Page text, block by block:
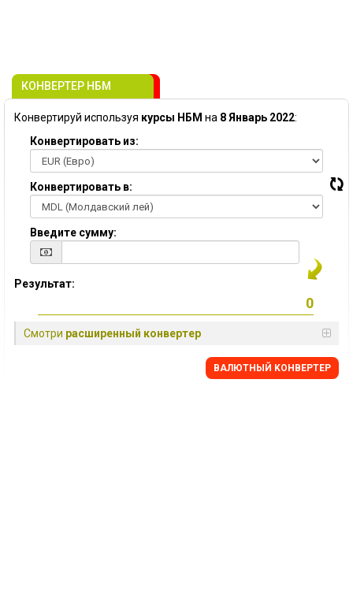
КОНВЕРТЕР НБМ
Конвертируй используя курсы НБМ на 8 Январь 2022:
Конвертировать из:
Конвертировать в:
Введите сумму:
Результат:
Смотри расширенный конвертер
BАЛЮТНЫЙ KОНВЕРТЕР